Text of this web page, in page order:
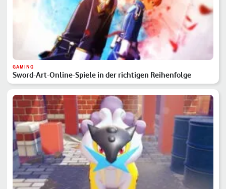
GAMING
Sword-Art-Online-Spiele in der richtigen Reihenfolge